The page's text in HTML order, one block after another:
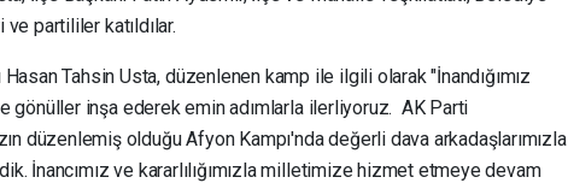
ve partililer katıldılar.
Tahsin Usta, düzenlenen kamp ile ilgili olarak "İnandığımız
gönüller inşa ederek emin adımlarla ilerliyoruz. AK Parti
düzenlemiş olduğu Afyon Kampı'nda değerli dava arkadaşlarımızla
İnancımız ve kararlılığımızla milletimize hizmet etmeye devam